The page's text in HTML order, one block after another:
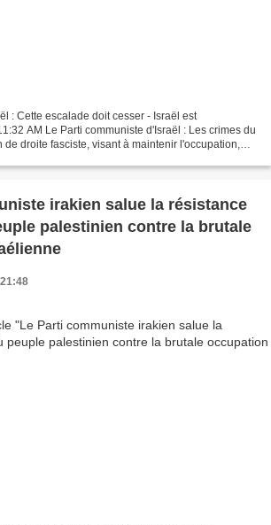
: Cette escalade doit cesser - Israël est
AM Le Parti communiste d'Israël : Les crimes du
droite fasciste, visant à maintenir l'occupation,
irakien salue la résistance
palestinien contre la brutale